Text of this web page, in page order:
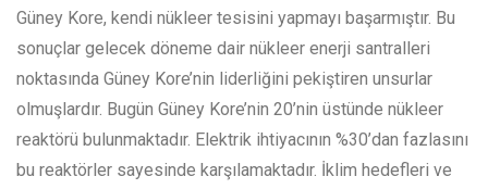
Güney Kore, kendi nükleer tesisini yapmayı başarmıştır. Bu
sonuçlar gelecek döneme dair nükleer enerji santralleri
noktasında Güney Kore’nin liderliğini pekiştiren unsurlar
olmuşlardır. Bugün Güney Kore’nin 20’nin üstünde nükleer
reaktörü bulunmaktadır. Elektrik ihtiyacının %30’dan fazlasını
bu reaktörler sayesinde karşılamaktadır. İklim hedefleri ve